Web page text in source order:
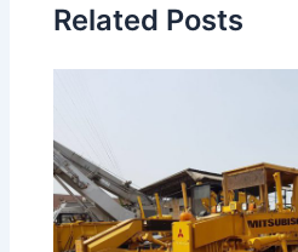
Related Posts